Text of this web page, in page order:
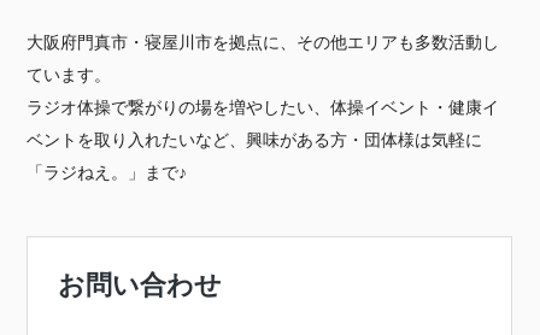
大阪府門真市・寝屋川市を拠点に、その他エリアも多数活動し
ています。
ラジオ体操で繋がりの場を増やしたい、体操イベント・健康イ
ベントを取り入れたいなど、興味がある方・団体様は気軽に
「ラジねえ。」まで♪